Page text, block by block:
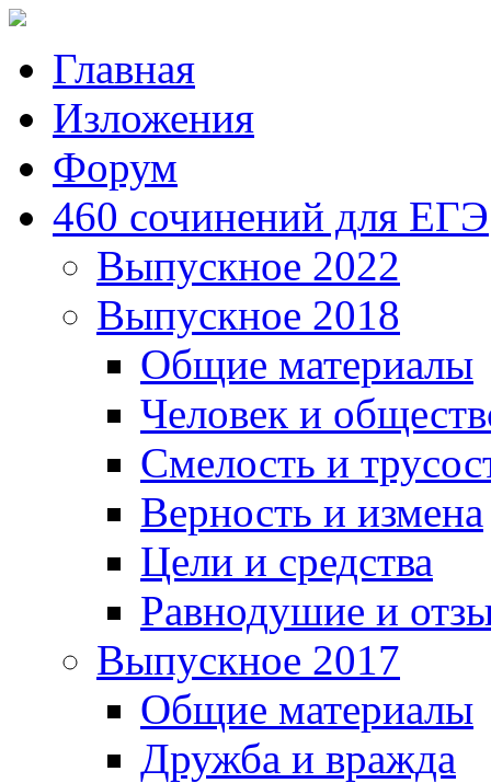
Главная
Изложения
Форум
460 сочинений для ЕГЭ
Выпускное 2022
Выпускное 2018
Общие материалы
Человек и
Смелость и
Верность и измена
Цели и средства
Равнодушие и
Выпускное 2017
Общие материалы
Дружба и вражда